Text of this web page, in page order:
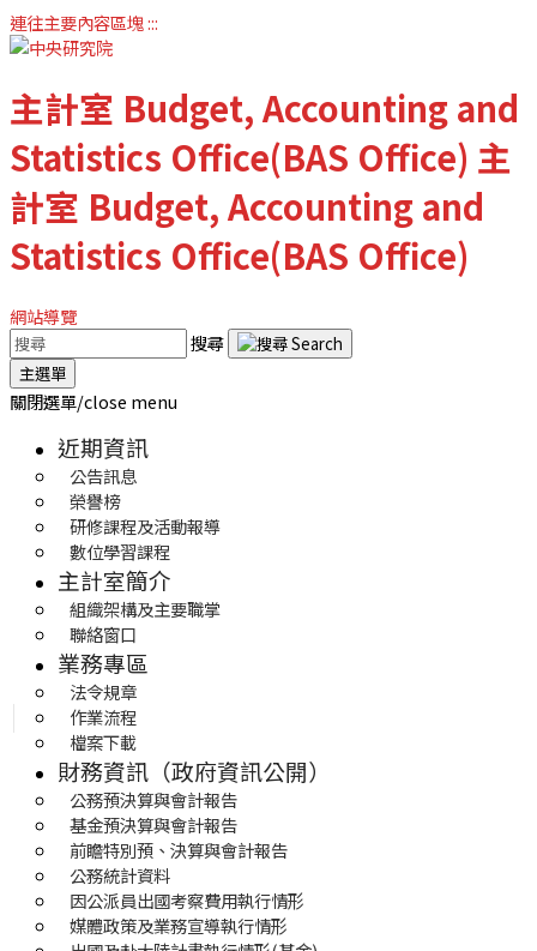
連往主要內容區塊:::
主計室 Budget, Accounting and
Statistics Office(BAS Office) 主
計室 Budget, Accounting and
Statistics Office(BAS Office)
網站導覽
搜尋
主選單
關閉選單/close menu
近期資訊
公告訊息
榮譽榜
研修課程及活動報導
數位學習課程
主計室簡介
組織架構及主要職掌
聯絡窗口
業務專區
法令規章
作業流程
檔案下載
財務資訊（政府資訊公開）
公務預決算與會計報告
基金預決算與會計報告
前瞻特別預、決算與會計報告
公務統計資料
因公派員出國考察費用執行情形
媒體政策及業務宣導執行情形